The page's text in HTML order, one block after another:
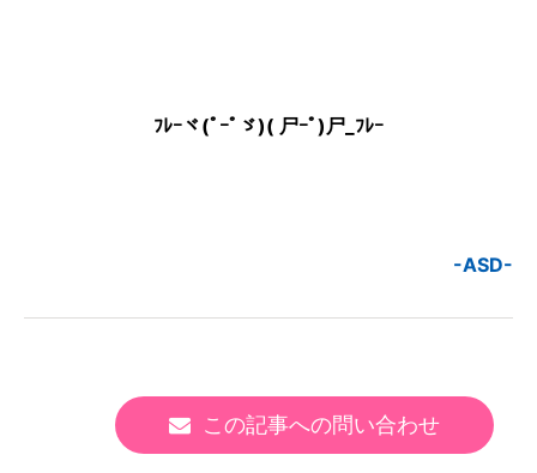
ﾌﾚｰヾ(ﾟｰﾟゞ)( 尸ｰﾟ)尸_ﾌﾚｰ
-ASD-
この記事への問い合わせ